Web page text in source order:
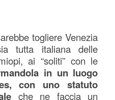
togliere Venezia
tutta italiana delle
ai “soliti” con le
in un luogo
con uno statuto
che ne faccia un